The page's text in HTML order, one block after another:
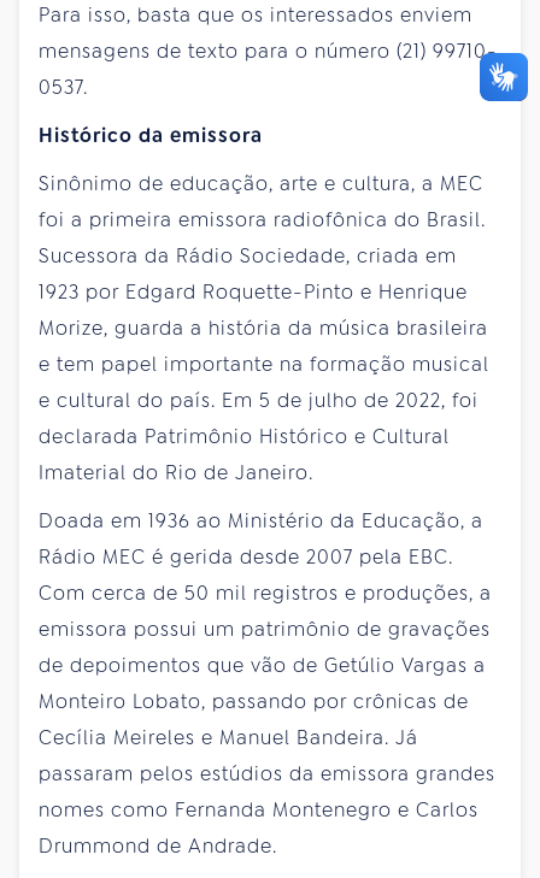
Para isso, basta que os interessados enviem
mensagens de texto para o número (21) 99710-
0537.
Histórico da emissora
Sinônimo de educação, arte e cultura, a MEC
foi a primeira emissora radiofônica do Brasil.
Sucessora da Rádio Sociedade, criada em
1923 por Edgard Roquette-Pinto e Henrique
Morize, guarda a história da música brasileira
e tem papel importante na formação musical
e cultural do país. Em 5 de julho de 2022, foi
declarada Patrimônio Histórico e Cultural
Imaterial do Rio de Janeiro.
Doada em 1936 ao Ministério da Educação, a
Rádio MEC é gerida desde 2007 pela EBC.
Com cerca de 50 mil registros e produções, a
emissora possui um patrimônio de gravações
de depoimentos que vão de Getúlio Vargas a
Monteiro Lobato, passando por crônicas de
Cecília Meireles e Manuel Bandeira. Já
passaram pelos estúdios da emissora grandes
nomes como Fernanda Montenegro e Carlos
Drummond de Andrade.